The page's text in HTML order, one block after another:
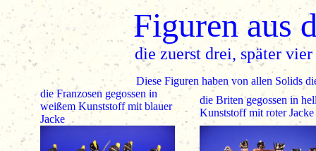
Figuren aus
die zuerst drei, später
Diese Figuren haben von allen Solids
die Franzosen gegossen in
weißem Kunststoff mit blauer
Jacke
die Britengegossen in
Kunststoff mit roter Jacke